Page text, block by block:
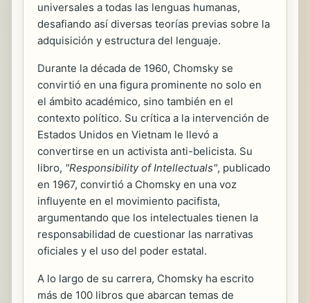
universales a todas las lenguas humanas,
desafiando así diversas teorías previas sobre la
adquisición y estructura del lenguaje.
Durante la década de 1960, Chomsky se
convirtió en una figura prominente no solo en
el ámbito académico, sino también en el
contexto político. Su crítica a la intervención de
Estados Unidos en Vietnam le llevó a
convertirse en un activista anti-belicista. Su
libro, "Responsibility of Intellectuals", publicado
en 1967, convirtió a Chomsky en una voz
influyente en el movimiento pacifista,
argumentando que los intelectuales tienen la
responsabilidad de cuestionar las narrativas
oficiales y el uso del poder estatal.
A lo largo de su carrera, Chomsky ha escrito
más de 100 libros que abarcan temas de